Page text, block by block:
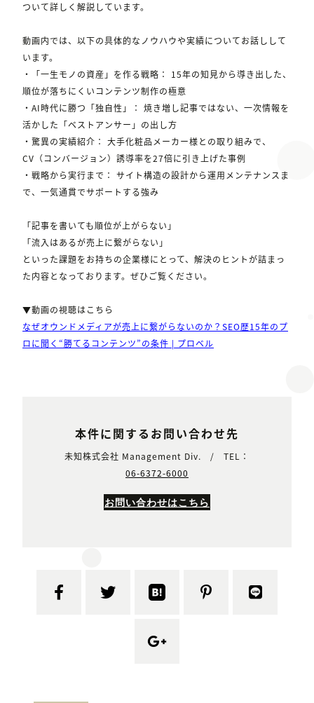
ついて詳しく解説しています。
動画内では、以下の具体的なノウハウや実績についてお話しして
います。
・「一生モノの資産」を作る戦略： 15年の知見から導き出した、
順位が落ちにくいコンテンツ制作の極意
・AI時代に勝つ「独自性」： 焼き増し記事ではない、一次情報を
活かした「ベストアンサー」の出し方
・驚異の実績紹介： 大手化粧品メーカー様との取り組みで、
CV（コンバージョン）誘導率を27倍に引き上げた事例
・戦略から実行まで： サイト構造の設計から運用メンテナンスま
で、一気通貫でサポートする強み
「記事を書いても順位が上がらない」
「流入はあるが売上に繋がらない」
といった課題をお持ちの企業様にとって、解決のヒントが詰まっ
た内容となっております。ぜひご覧ください。
▼動画の視聴はこちら
なぜオウンドメディアが売上に繋がらないのか？SEO歴15年のプ
ロに聞く“勝てるコンテンツ”の条件 | プロベル
本件に関するお問い合わせ先
未知株式会社 Management Div. / TEL：
06-6372-6000
お問い合わせはこちら